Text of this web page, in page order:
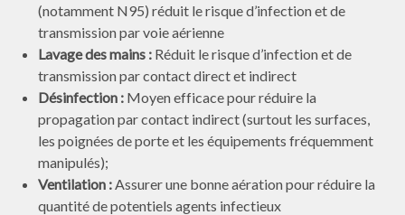
(notamment N95) réduit le risque d’infection et de
transmission par voie aérienne
Lavage des mains : Réduit le risque d’infection et de
transmission par contact direct et indirect
Désinfection : Moyen efficace pour réduire la
propagation par contact indirect (surtout les surfaces,
les poignées de porte et les équipements fréquemment
manipulés);
Ventilation : Assurer une bonne aération pour réduire la
quantité de potentiels agents infectieux